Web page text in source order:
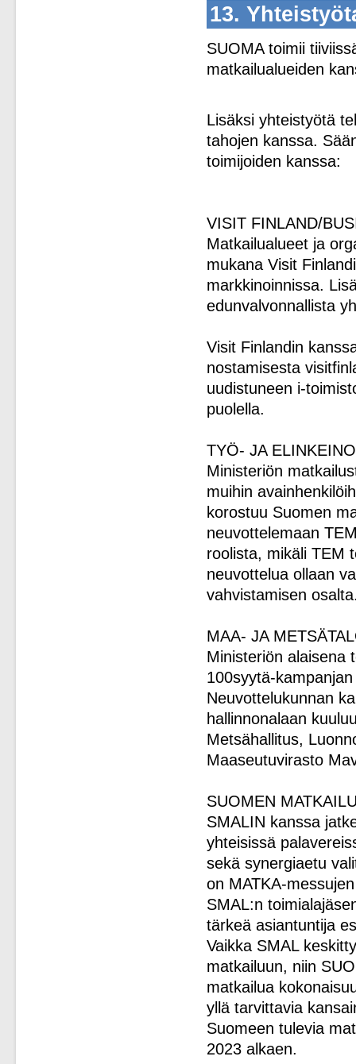
13.
SUOMA toimii
matkailualueiden
Lisäksi yhteistyötä
tahojen kanssa.
toimijoiden kanssa:
VISIT FINLAND/
Matkailualueet ja
mukana Visit
markkinoinnissa.
edunvalvonnallista
Visit Finlandin
nostamisesta
uudistuneen i-
puolella.
TYÖ- JA
Ministeriön
muihin
korostuu Suomen
neuvottelemaan
roolista, mikäli TEM
neuvottelua ollaan
vahvistamisen
MAA- JA
Ministeriön alaisena
100syytä-
Neuvottelukunnan
hallinnonalaan
Metsähallitus,
Maaseutuvirasto
SUOMEN
SMALIN kanssa
yhteisissä
sekä synergiaetu
on MATKA-
SMAL:n
tärkeä asiantuntija
Vaikka SMAL
matkailuun, niin
matkailua
yllä tarvittavia
Suomeen tulevia
2023 alkaen.